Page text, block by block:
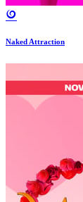
Naked Attraction